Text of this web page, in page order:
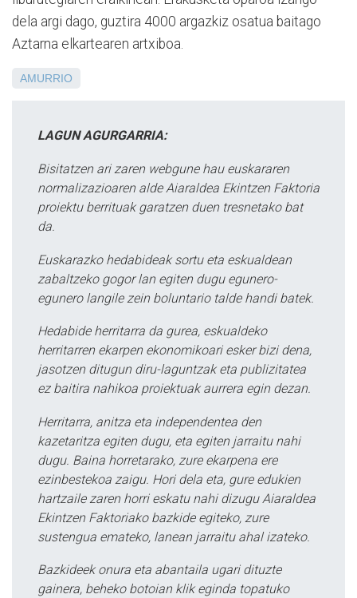
dela argi dago, guztira 4000 argazkiz osatua baitago
Aztarna elkartearen artxiboa.
AMURRIO
LAGUN AGURGARRIA:
Bisitatzen ari zaren webgune hau euskararen
normalizazioaren alde Aiaraldea Ekintzen Faktoria
proiektu berrituak garatzen duen tresnetako bat
da.
Euskarazko hedabideak sortu eta eskualdean
zabaltzeko gogor lan egiten dugu egunero-
egunero langile zein boluntario talde handi batek.
Hedabide herritarra da gurea, eskualdeko
herritarren ekarpen ekonomikoari esker bizi dena,
jasotzen ditugun diru-laguntzak eta publizitatea
ez baitira nahikoa proiektuak aurrera egin dezan.
Herritarra, anitza eta independentea den
kazetaritza egiten dugu, eta egiten jarraitu nahi
dugu. Baina horretarako, zure ekarpena ere
ezinbestekoa zaigu. Hori dela eta, gure edukien
hartzaile zaren horri eskatu nahi dizugu Aiaraldea
Ekintzen Faktoriako bazkide egiteko, zure
sustengua emateko, lanean jarraitu ahal izateko.
Bazkideek onura eta abantaila ugari dituzte
gainera, beheko botoian klik eginda topatuko